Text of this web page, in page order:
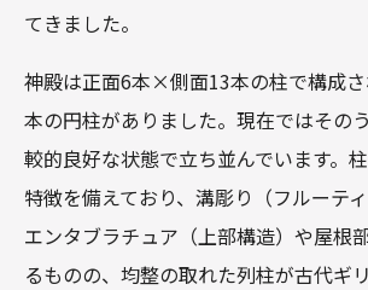
てきました。
神殿は正面6本×側面13本の柱で構成
本の円柱がありました。現在ではその
較的良好な状態で立ち並んでいます。
特徴を備えており、溝彫り（フルーテ
エンタブラチュア（上部構造）や屋根
るものの、均整の取れた列柱が古代ギ